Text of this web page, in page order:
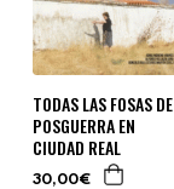
TODAS LAS FOSAS DE
POSGUERRA EN
CIUDAD REAL
30,00€